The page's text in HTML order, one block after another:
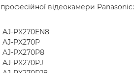
відеокамери Panasonic:
AJ-PX270EN8
AJ-PX270P
AJ-PX270P8
AJ-PX270PJ